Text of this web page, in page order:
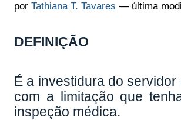
porTathiana T. Tavares — última
DEFINIÇÃO
É a investidura do
com a limitação que
inspeção médica.